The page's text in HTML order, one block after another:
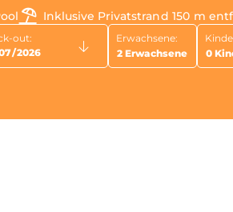
Inklusive Privatstrand 150 m
out: Erwachsene: